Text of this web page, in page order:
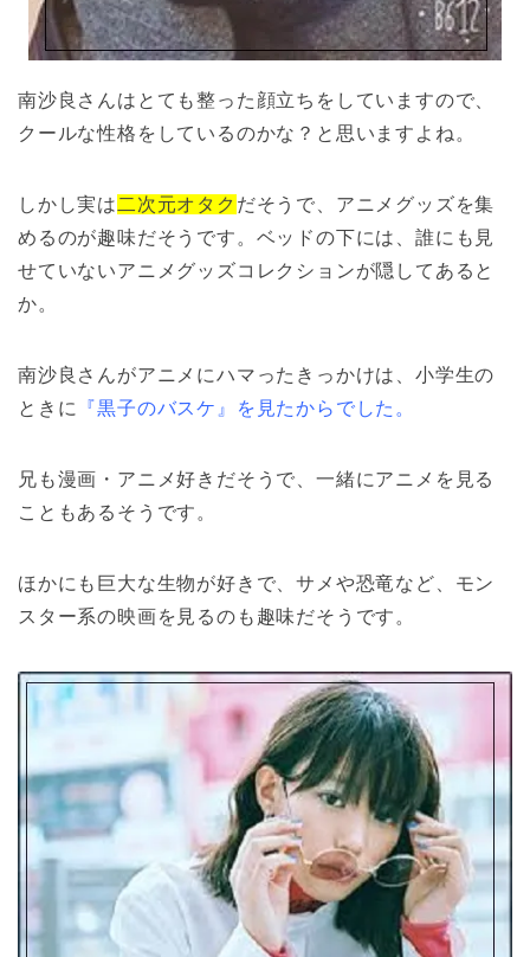
南沙良さんはとても整った顔立ちをしていますので、
クールな性格をしているのかな？と思いますよね。
しかし実は二次元オタク だそうで、アニメグッズを集
めるのが趣味だそうです。ベッドの下には、誰にも見
せていないアニメグッズコレクションが隠してあると
か。
南沙良さんがアニメにハマったきっかけは、小学生の
ときに 『黒子のバスケ』を見たからでした。
兄も漫画・アニメ好きだそうで、一緒にアニメを見る
こともあるそうです。
ほかにも巨大な生物が好きで、サメや恐竜など、モン
スター系の映画を見るのも趣味だそうです。